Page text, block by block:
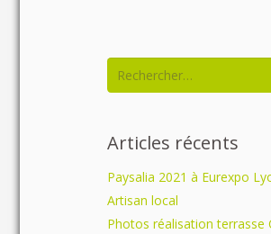
Rechercher :
Articles récents
Paysalia 2021 à Eurexpo
Artisan local
Photos réalisation terrasse